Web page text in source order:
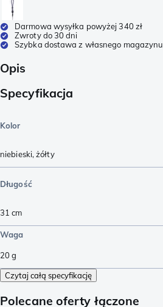
Darmowa wysyłka powyżej 340 zł
Zwroty do 30 dni
Szybka dostawa z własnego magazynu
Opis
Specyfikacja
Kolor
niebieski,żółty
Długość
31 cm
Waga
20g
Czytaj całą specyfikację
Polecane oferty łączone